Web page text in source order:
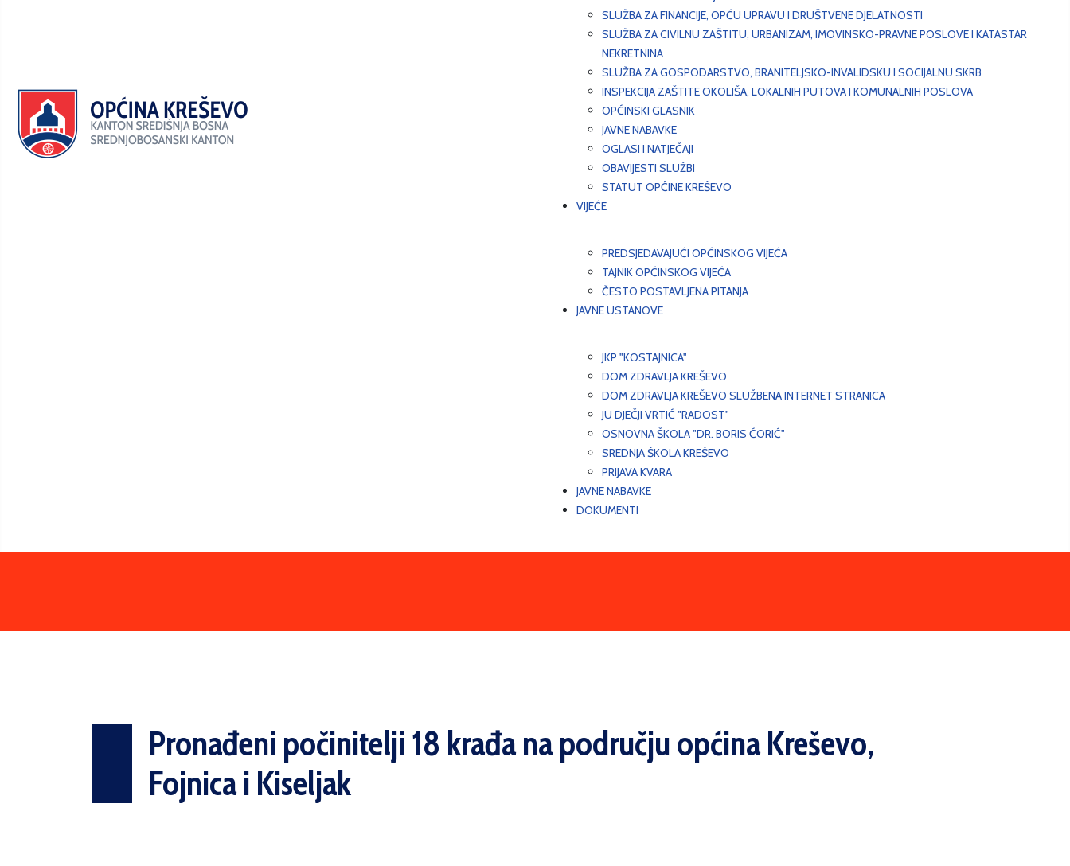
SLUŽBA ZA FINANCIJE, OPĆU UPRAVU I DRUŠTVENE DJELATNOSTI
SLUŽBA ZA CIVILNU ZAŠTITU, URBANIZAM, IMOVINSKO-PRAVNE POSLOVE I KATASTAR
NEKRETNINA
SLUŽBA ZA GOSPODARSTVO, BRANITELJSKO-INVALIDSKU I SOCIJALNU SKRB
INSPEKCIJA ZAŠTITE OKOLIŠA, LOKALNIH PUTOVA I KOMUNALNIH POSLOVA
OPĆINSKI GLASNIK
JAVNE NABAVKE
OGLASI I NATJEČAJI
OBAVIJESTI SLUŽBI
STATUT OPĆINE KREŠEVO
VIJEĆE
PREDSJEDAVAJUĆI OPĆINSKOG VIJEĆA
TAJNIK OPĆINSKOG VIJEĆA
ČESTO POSTAVLJENA PITANJA
JAVNE USTANOVE
JKP "KOSTAJNICA"
DOM ZDRAVLJA KREŠEVO
DOM ZDRAVLJA KREŠEVO SLUŽBENA INTERNET STRANICA
JU DJEČJI VRTIĆ "RADOST"
OSNOVNA ŠKOLA "DR. BORIS ĆORIĆ"
SREDNJA ŠKOLA KREŠEVO
PRIJAVA KVARA
JAVNE NABAVKE
DOKUMENTI
Pronađeni počinitelji 18 krađa na području općina Kreševo,
Fojnica i Kiseljak